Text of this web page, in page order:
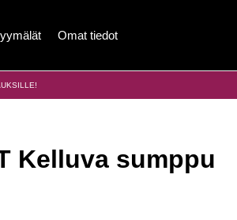
Omat tiedot
Kelluva sumppu